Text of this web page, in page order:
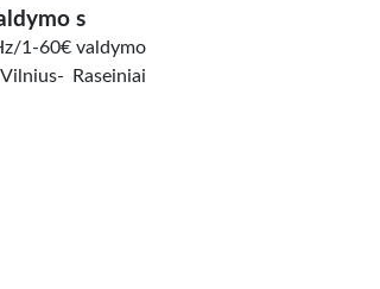
s
1-60€ valdymo
Raseiniai